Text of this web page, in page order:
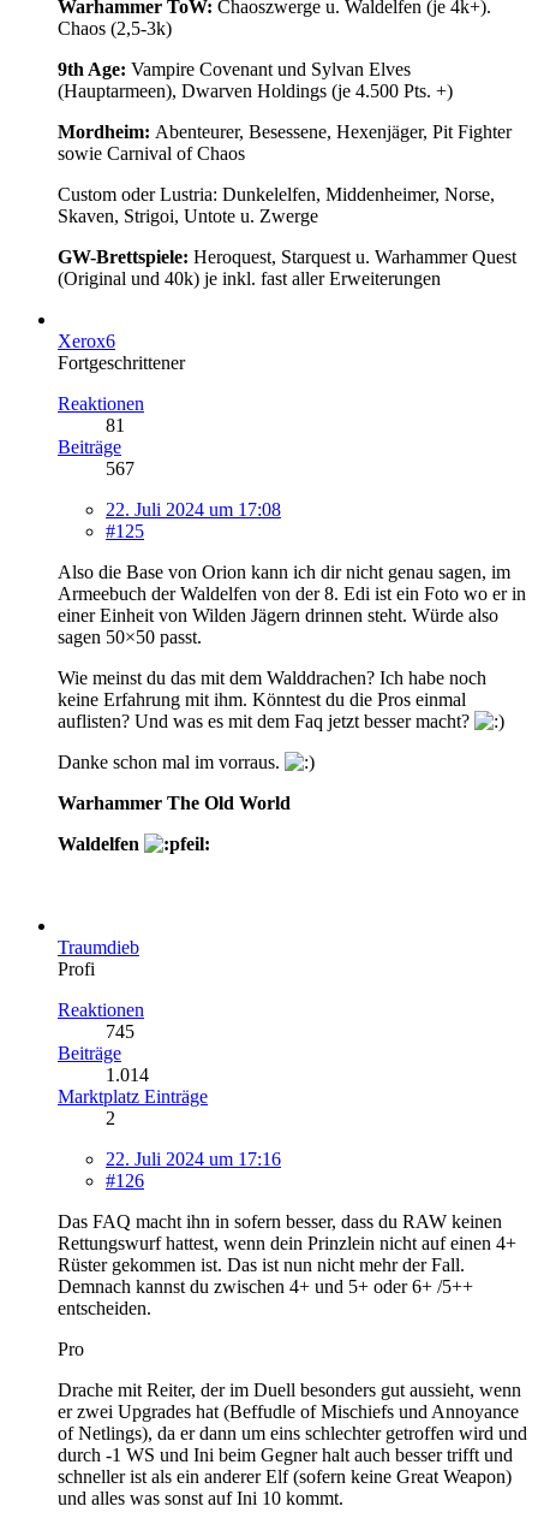
Warhammer ToW: Chaoszwerge u. Waldelfen (je 4k+).
Chaos (2,5-3k)
9th Age: Vampire Covenant und Sylvan Elves
(Hauptarmeen), Dwarven Holdings (je 4.500 Pts. +)
Mordheim: Abenteurer, Besessene, Hexenjäger, Pit Fighter
sowie Carnival of Chaos
Custom oder Lustria: Dunkelelfen, Middenheimer, Norse,
Skaven, Strigoi, Untote u. Zwerge
GW-Brettspiele: Heroquest, Starquest u. Warhammer Quest
(Original und 40k) je inkl. fast aller Erweiterungen
Xerox6
Fortgeschrittener
Reaktionen
81
Beiträge
567
22. Juli 2024 um 17:08
#125
Also die Base von Orion kann ich dir nicht genau sagen, im
Armeebuch der Waldelfen von der 8. Edi ist ein Foto wo er in
einer Einheit von Wilden Jägern drinnen steht. Würde also
sagen 50×50 passt.
Wie meinst du das mit dem Walddrachen? Ich habe noch
keine Erfahrung mit ihm. Könntest du die Pros einmal
auflisten? Und was es mit dem Faq jetzt besser macht?
Danke schon mal im vorraus.
Warhammer The Old World
Waldelfen
Traumdieb
Profi
Reaktionen
745
Beiträge
1.014
Marktplatz Einträge
2
22. Juli 2024 um 17:16
#126
Das FAQ macht ihn in sofern besser, dass du RAW keinen
Rettungswurf hattest, wenn dein Prinzlein nicht auf einen 4+
Rüster gekommen ist. Das ist nun nicht mehr der Fall.
Demnach kannst du zwischen 4+ und 5+ oder 6+ /5++
entscheiden.
Pro
Drache mit Reiter, der im Duell besonders gut aussieht, wenn
er zwei Upgrades hat (Beffudle of Mischiefs und Annoyance
of Netlings), da er dann um eins schlechter getroffen wird und
durch -1 WS und Ini beim Gegner halt auch besser trifft und
schneller ist als ein anderer Elf (sofern keine Great Weapon)
und alles was sonst auf Ini 10 kommt.